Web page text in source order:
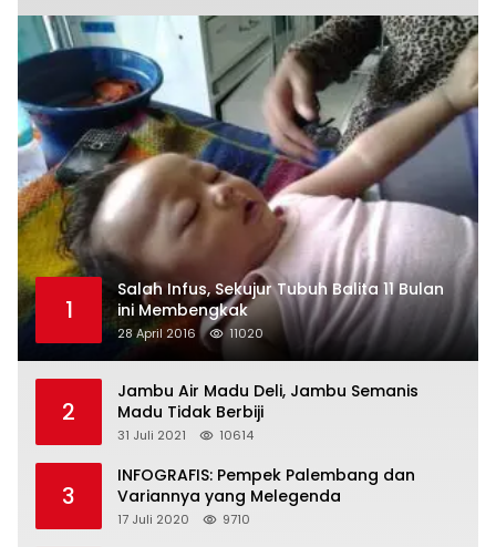
1
Salah Infus, Sekujur Tubuh Balita 11 Bulan
ini Membengkak
28 April 2016 11020
2
Jambu Air Madu Deli, Jambu Semanis
Madu Tidak Berbiji
31 Juli 2021 10614
3
INFOGRAFIS: Pempek Palembang dan
Variannya yang Melegenda
17 Juli 2020 9710